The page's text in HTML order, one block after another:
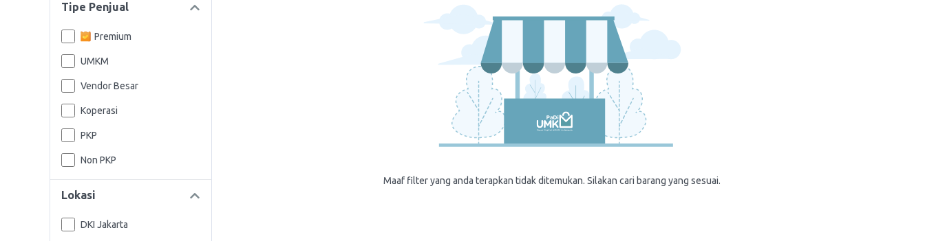
Tipe Penjual
Premium
UMKM
Vendor Besar
Koperasi
PKP
Non PKP
Lokasi
DKI Jakarta
Maaf filter yang anda terapkan tidak ditemukan. Silakan cari barang yang sesuai.